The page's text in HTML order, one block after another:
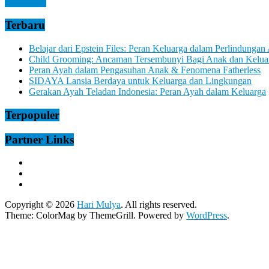
Terbaru
Belajar dari Epstein Files: Peran Keluarga dalam Perlindungan
Child Grooming: Ancaman Tersembunyi Bagi Anak dan
Peran Ayah dalam Pengasuhan Anak & Fenomena Fatherless
SIDAYA Lansia Berdaya untuk Keluarga dan Lingkungan
Gerakan Ayah Teladan Indonesia: Peran Ayah dalam Keluarga
Terpopuler
Partner Links
Copyright © 2026 Hari Mulya. All rights reserved.
Theme: ColorMag by ThemeGrill. Powered by WordPress.